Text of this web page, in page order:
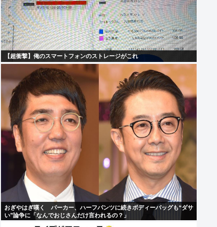
【超衝撃】俺のスマートフォンのストレージがこれ
おぎやはぎ嘆く パーカー、ハーフパンツに続きボディーバッグも“ダサ
い”論争に「なんでおじさんだけ言われるの？」